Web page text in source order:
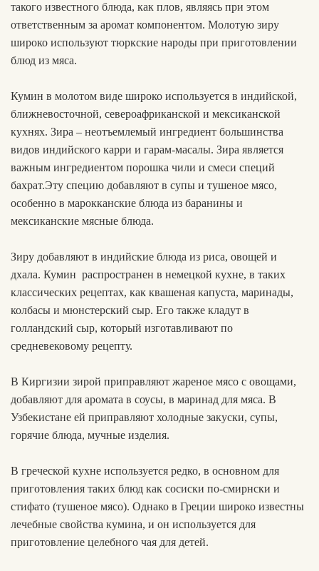
такого известного блюда, как плов, являясь при этом
ответственным за аромат компонентом. Молотую зиру
широко используют тюркские народы при приготовлении
блюд из мяса.
Кумин в молотом виде широко используется в индийской,
ближневосточной, североафриканской и мексиканской
кухнях. Зира – неотъемлемый ингредиент большинства
видов индийского карри и гарам-масалы. Зира является
важным ингредиентом порошка чили и смеси специй
бахрат.Эту специю добавляют в супы и тушеное мясо,
особенно в марокканские блюда из баранины и
мексиканские мясные блюда.
Зиру добавляют в индийские блюда из риса, овощей и
дхала. Кумин распространен в немецкой кухне, в таких
классических рецептах, как квашеная капуста, маринады,
колбасы и мюнстерский сыр. Его также кладут в
голландский сыр, который изготавливают по
средневековому рецепту.
В Киргизии зирой приправляют жареное мясо с овощами,
добавляют для аромата в соусы, в маринад для мяса. В
Узбекистане ей приправляют холодные закуски, супы,
горячие блюда, мучные изделия.
В греческой кухне используется редко, в основном для
приготовления таких блюд как сосиски по-смирнски и
стифато (тушеное мясо). Однако в Греции широко известны
лечебные свойства кумина, и он используется для
приготовление целебного чая для детей.